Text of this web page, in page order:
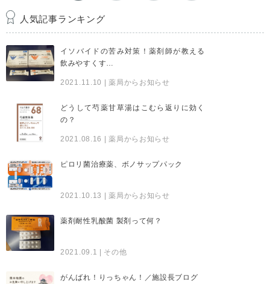
人気記事ランキング
イソバイドの苦み対策！薬剤師が教える
飲みやすくす…
2021.11.10 | 薬局からお知らせ
どうして芍薬甘草湯はこむら返りに効く
の？
2021.08.16 | 薬局からお知らせ
ピロリ菌治療薬、ボノサップパック
2021.10.13 | 薬局からお知らせ
薬剤耐性乳酸菌 製剤って何？
2021.09.1 | その他
がんばれ！りっちゃん！／施設長ブログ